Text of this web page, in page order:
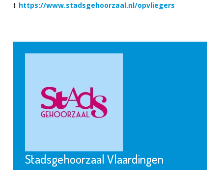
I: https://www.stadsgehoorzaal.nl/opvliegers
Stadsgehoorzaal Vlaardingen